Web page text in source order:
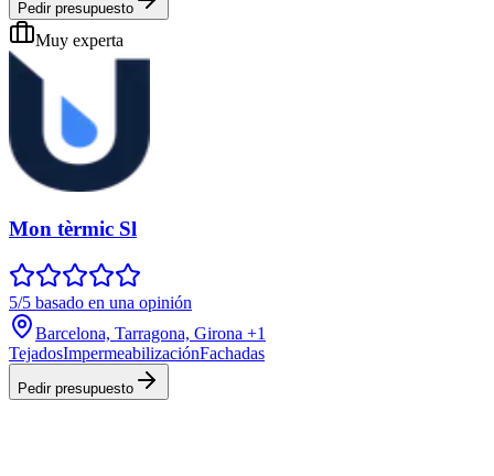
Pedir presupuesto
Muy experta
Mon tèrmic Sl
5/5 basado en una opinión
Barcelona, Tarragona, Girona +1
TejadosImpermeabilizaciónFachadas
Pedir presupuesto